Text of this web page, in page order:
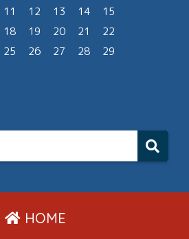
11 12 13 14
15
18 19 20 21
22
25 26 27 28
29
HOME